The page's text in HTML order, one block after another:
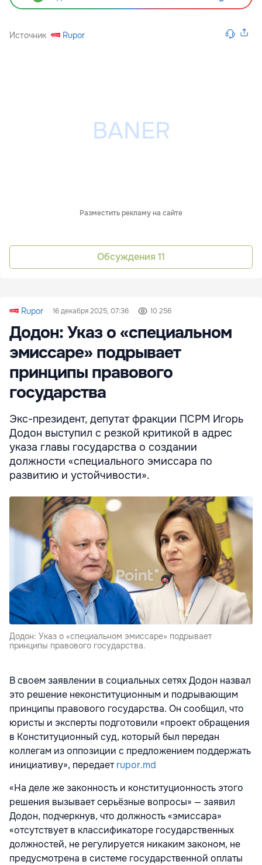
Источник Rupor
Разместить рекламу на сайте
Обсуждения 11
Rupor 16 декабря 2025, 07:36 10 256
Додон: Указ о «специальном
эмиссаре» подрывает
принципы правового
государства
Экс-президент, депутат фракции ПСРМ Игорь
Додон выступил с резкой критикой в адрес
указа главы государства о создании
должности «специального эмиссара по
развитию и устойчивости».
Додон: Указ о «специальном эмиссаре» подрывает
принципы правового государства.
В своем заявлении в социальных сетях Додон назвал
это решение неконституционным и подрывающим
принципы правового государства. Он сообщил, что
юристы и эксперты подготовили «проект обращения
в Конституционный суд, который был передан
коллегам из оппозиции с предложением поддержать
инициативу», передаетrupor.md
«На деле же законность и конституционность этого
решения вызывает серьёзные вопросы» — заявил
Додон, подчеркнув, что должность «эмиссара»
«отсутствует в классификаторе государственных
должностей, не регулируется никаким законом, не
предусмотрена в системе государственной оплаты